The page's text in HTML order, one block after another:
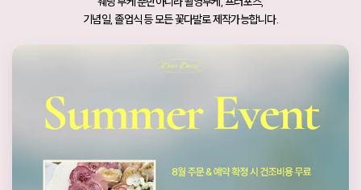
기념일, 졸업식 등 모든 꽃다발로 제작가능합니다.